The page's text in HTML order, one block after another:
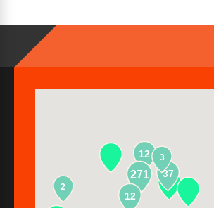
12
271 37
2
12
3